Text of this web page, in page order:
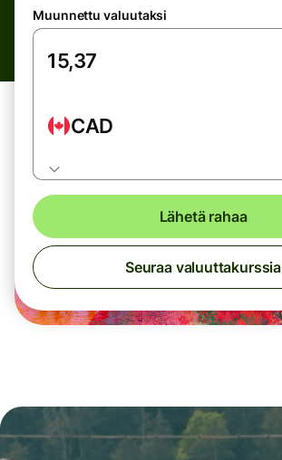
Muunnettu valuutaksi
CAD
Lähetä rahaa
Seuraa valuuttakurssia